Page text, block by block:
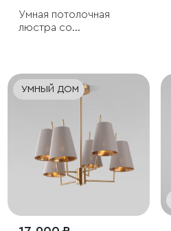
Умная потолочная
люстра со
УМНЫЙ ДОМ